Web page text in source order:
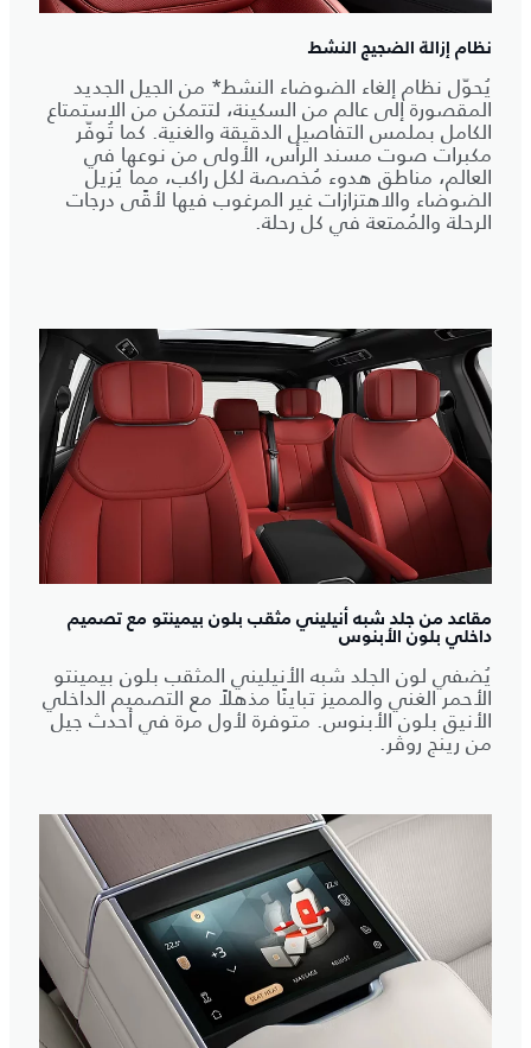
نظام إزالة الضجيج النشط
يُحوّل نظام إلغاء الضوضاء النشط* من الجيل الجديد
المقصورة إلى عالم من السكينة، لتتمكن من الاستمتاع
الكامل بملمس التفاصيل الدقيقة والغنية. كما تُوفّر
مكبرات صوت مسند الرأس، الأولى من نوعها في
العالم، مناطق هدوء مُخصصة لكل راكب، مما يُزيل
الضوضاء والاهتزازات غير المرغوب فيها لأقًى درجات
الرحلة والمُمتعة في كل رحلة.
مقاعد من جلد شبه أنيليني مثقب بلون بيمينتو مع تصميم
داخلي بلون الأبنوس
يُضفي لون الجلد شبه الأنيليني المثقب بلون بيمينتو
الأحمر الغني والمميز تباينًا مذهلاً مع التصميم الداخلي
الأنيق بلون الأبنوس. متوفرة لأول مرة في أحدث جيل
من رينج روڤر.